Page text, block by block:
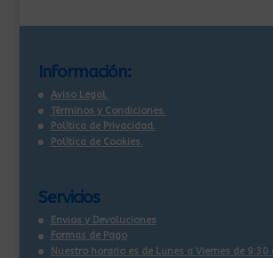
Información:
Aviso Legal.
Términos y Condiciones.
Política de Privacidad.
Política de Cookies.
Servicios
Envios y Devoluciones
Formas de Pago
Nuestro horario es de Lunes a Viernes de 9:30